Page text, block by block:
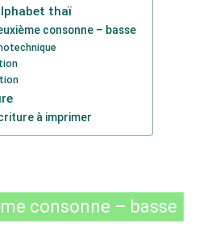
thaï
consonne – basse
à imprimer
consonne – basse